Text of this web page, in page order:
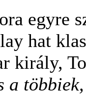
egyre
hat
király,
a